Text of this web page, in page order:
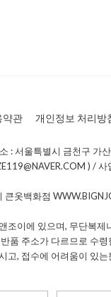
약관 개인정보 처리방
: 서울특별시 금천구
) /
옷백화점
조이에 있으며, 무단복
품 주소가 다르므로 수
고, 접수에 어려움이 있